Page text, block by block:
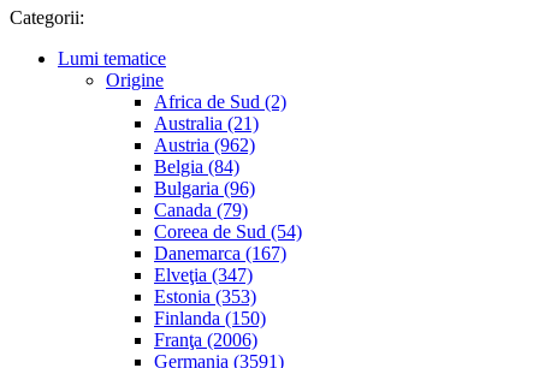
Categorii:
Lumi tematice
Origine
Africa de Sud (2)
Australia (21)
Austria (962)
Belgia (84)
Bulgaria (96)
Canada (79)
Coreea de Sud (54)
Danemarca (167)
Elveţia (347)
Estonia (353)
Finlanda (150)
Franţa (2006)
Germania (3591)